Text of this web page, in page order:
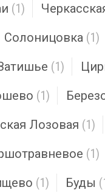
(1)
Солоницовка (1)
(1)
(1)
Лозовая (1)
(1)
(1) Буды